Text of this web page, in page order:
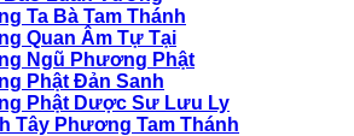
Ta Bà Tam Thánh
Quan Âm Tự Tại
Ngũ Phương Phật
Phật Đản Sanh
Phật Dược Sư Lưu Ly
Tây Phương Tam Thánh